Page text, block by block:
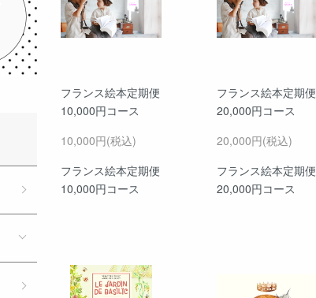
フランス絵本定期便
10,000円コース
10,000円(税込)
フランス絵本定期便
10,000円コース
フランス絵本定期便
20,000円コース
20,000円(税込)
フランス絵本定期便
20,000円コース